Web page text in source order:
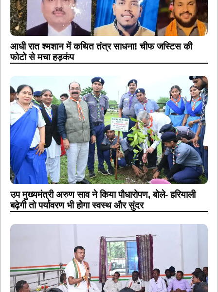
आधी रात श्मशान में कथित तंत्र साधना! चीफ जस्टिस की
फोटो से मचा हड़कंप
उप मुख्यमंत्री अरुण साव ने किया पौधारोपण, बोले- हरियाली
बढ़ेगी तो पर्यावरण भी होगा स्वस्थ और सुंदर